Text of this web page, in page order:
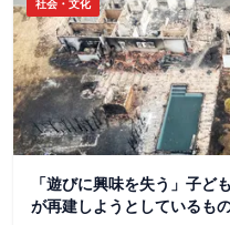
社会・文化
「遊びに興味を失う」子
が再建しようとしているも